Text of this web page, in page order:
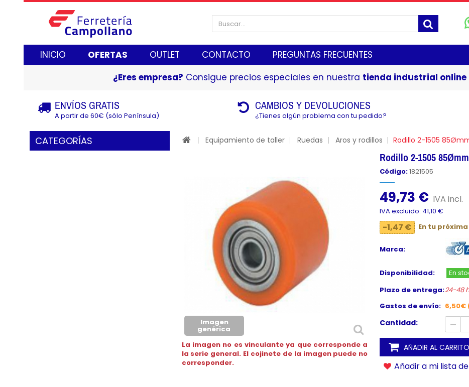
INICIO OFERTAS OUTLET CONTACTO PREGUNTAS FRECUENTES
¿Eres empresa? Consigue precios especiales en nuestra tienda industrial online
ENVÍOS GRATIS
A partir de 60€ (sólo Península)
CAMBIOS Y DEVOLUCIONES
¿Tienes algún problema con tu pedido?
CATEGORÍAS Equipamiento de taller Ruedas Aros y rodillos Rodillo 2-1505
Imagen
genérica
La imagen no es vinculante ya que corresponde a
la serie general. El cojinete de la imagen puede no
corresponder.
Rodillo 2-1505
Código:1821505
49,73 € IVA incl.
IVA excluido: 41,10 €
-1,47 € En tu
Marca:
Disponibilidad:
En
Plazo de entrega:24-48
Gastos de envío: 6,50€
Cantidad:
AÑADIR AL CARRITO
Añadir a mi lista